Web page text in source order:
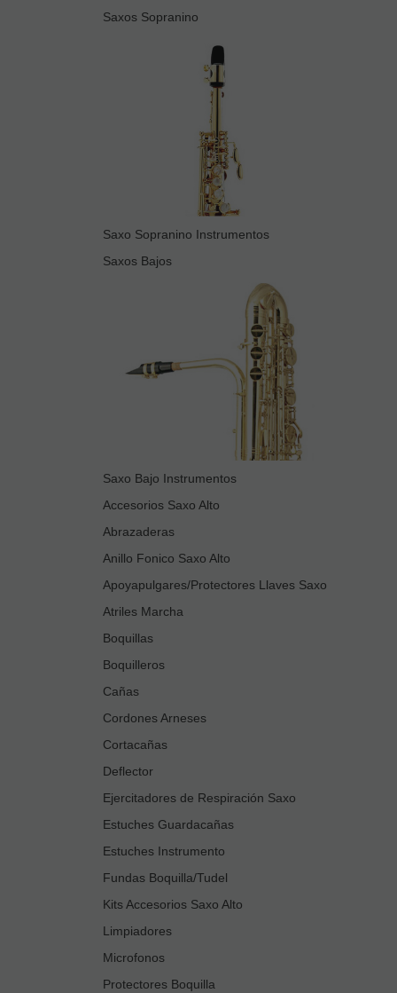
Saxos Sopranino
Saxo Sopranino Instrumentos
Saxos Bajos
Saxo Bajo Instrumentos
Accesorios Saxo Alto
Abrazaderas
Anillo Fonico Saxo Alto
Apoyapulgares/Protectores Llaves Saxo
Atriles Marcha
Boquillas
Boquilleros
Cañas
Cordones Arneses
Cortacañas
Deflector
Ejercitadores de Respiración Saxo
Estuches Guardacañas
Estuches Instrumento
Fundas Boquilla/Tudel
Kits Accesorios Saxo Alto
Limpiadores
Microfonos
Protectores Boquilla